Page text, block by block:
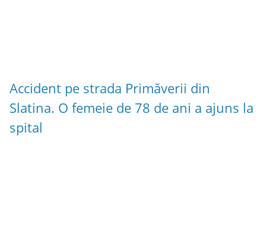
Accident pe strada Primăverii din
Slatina. O femeie de 78 de ani a ajuns la
spital